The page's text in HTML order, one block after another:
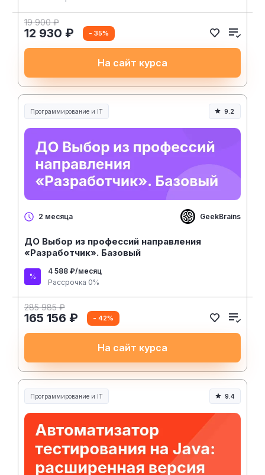
19 900 ₽
12 930 ₽ - 35%
На сайт курса
Программирование и IT 9.2
2 месяца GeekBrains
ДО Выбор из профессий направления
«Разработчик». Базовый
4 588 ₽/месяц
Рассрочка 0%
285 985 ₽
165 156 ₽ - 42%
На сайт курса
Программирование и IT 9.4